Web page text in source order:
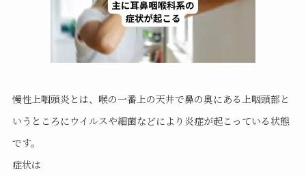
慢性上咽頭炎とは、喉の一番上の天井で鼻の奥にある上咽頭部と
いうところにウイルスや細菌などにより炎症が起こっている状態
です。
症状は